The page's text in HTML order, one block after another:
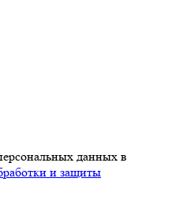
данных в
и защиты